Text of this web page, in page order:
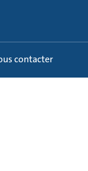
contacter